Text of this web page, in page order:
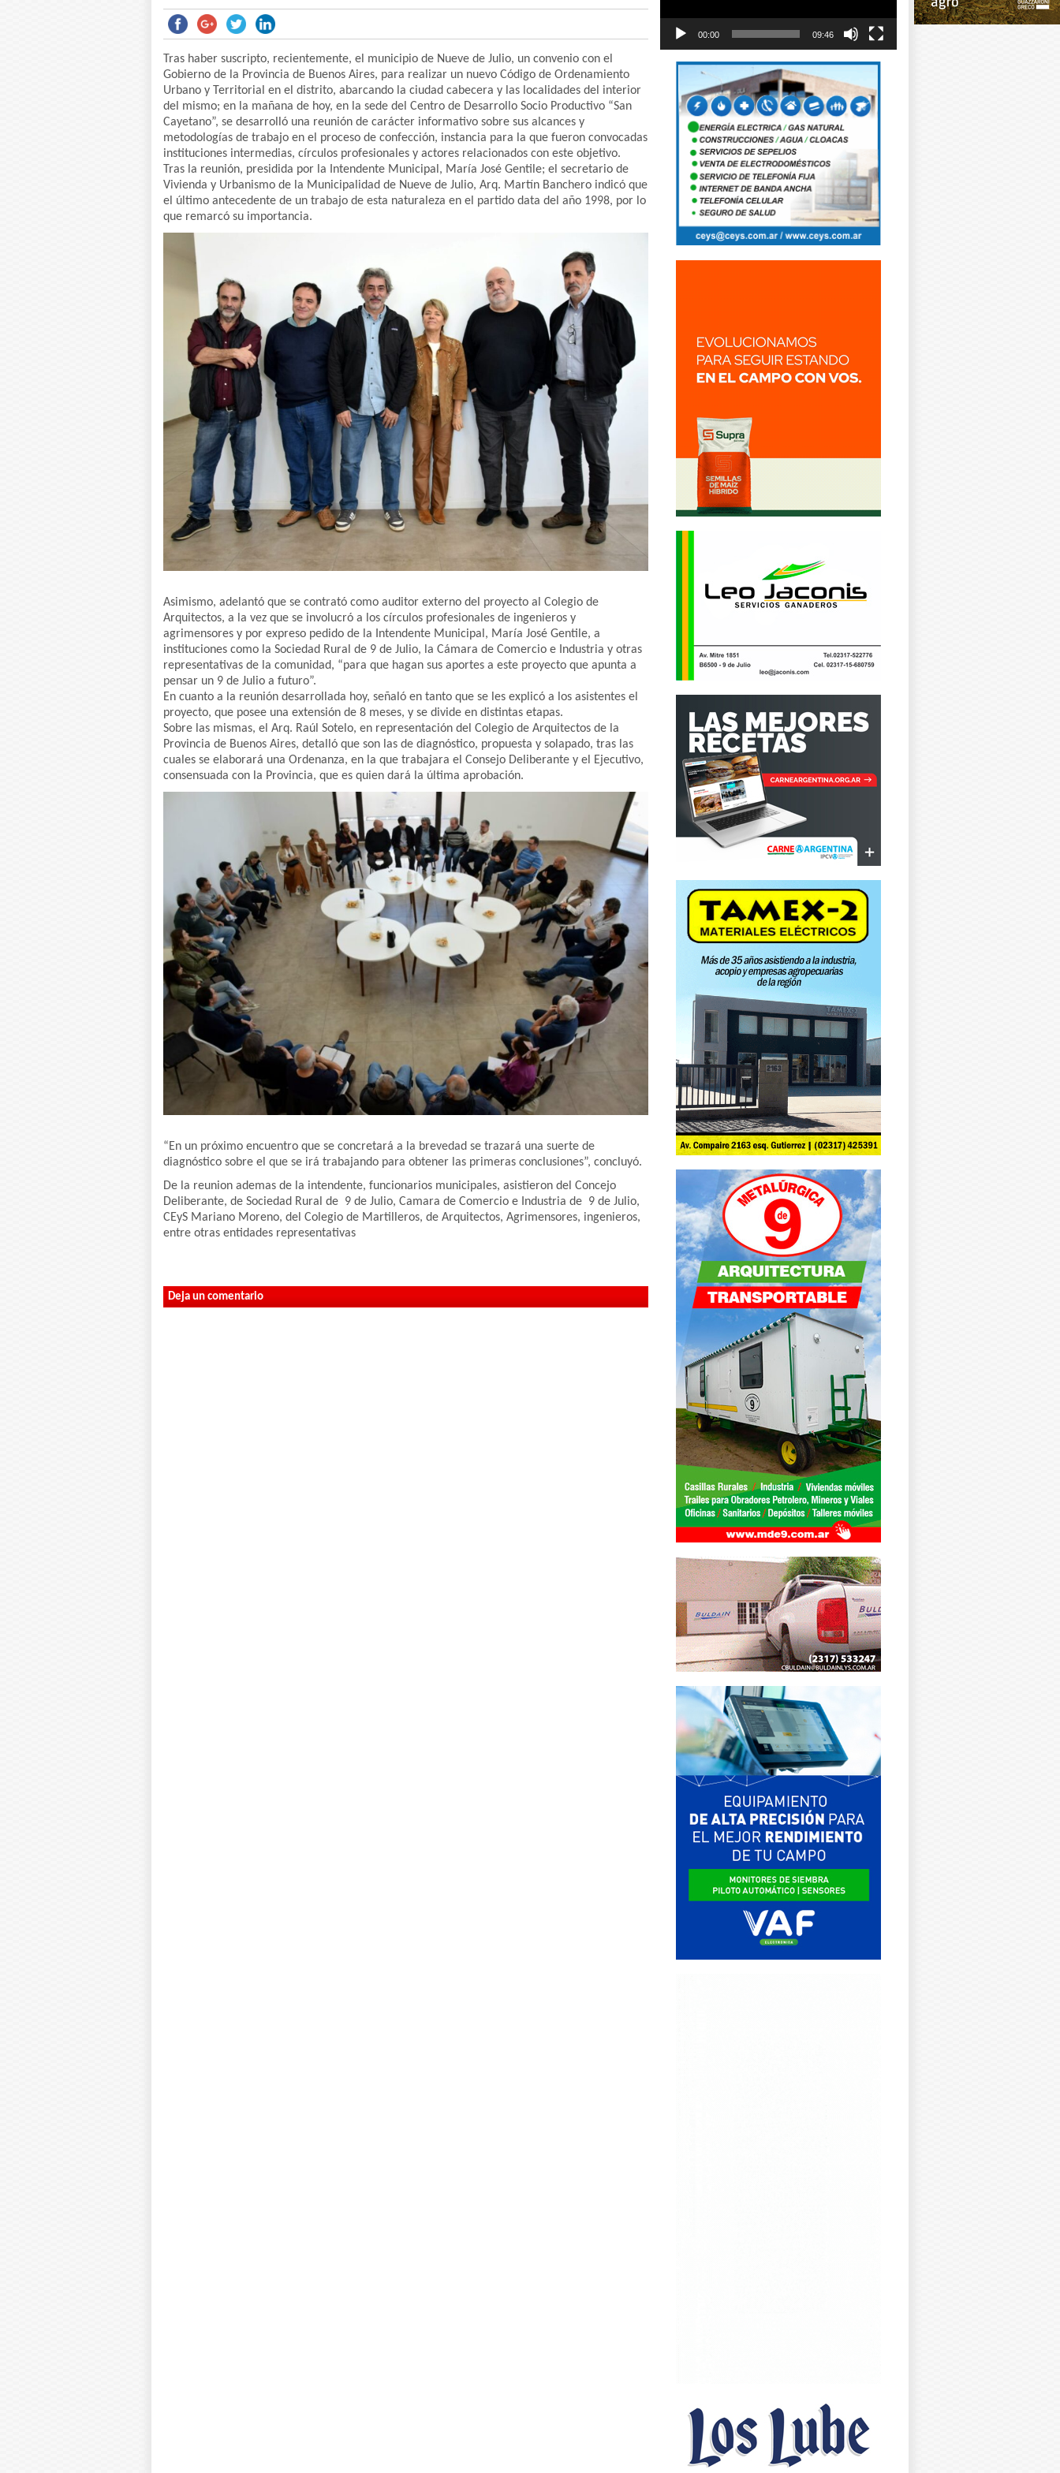
Tras haber suscripto, recientemente, el municipio de Nueve de Julio, un convenio con el
Gobierno de la Provincia de Buenos Aires, para realizar un nuevo Código de Ordenamiento
Urbano y Territorial en el distrito, abarcando la ciudad cabecera y las localidades del interior
del mismo; en la mañana de hoy, en la sede del Centro de Desarrollo Socio Productivo “San
Cayetano”, se desarrolló una reunión de carácter informativo sobre sus alcances y
metodologías de trabajo en el proceso de confección, instancia para la que fueron convocadas
instituciones intermedias, círculos profesionales y actores relacionados con este objetivo.
Tras la reunión, presidida por la Intendente Municipal, María José Gentile; el secretario de
Vivienda y Urbanismo de la Municipalidad de Nueve de Julio, Arq. Martín Banchero indicó que
el último antecedente de un trabajo de esta naturaleza en el partido data del año 1998, por lo
que remarcó su importancia.
Asimismo, adelantó que se contrató como auditor externo del proyecto al Colegio de
Arquitectos, a la vez que se involucró a los círculos profesionales de ingenieros y
agrimensores y por expreso pedido de la Intendente Municipal, María José Gentile, a
instituciones como la Sociedad Rural de 9 de Julio, la Cámara de Comercio e Industria y otras
representativas de la comunidad, “para que hagan sus aportes a este proyecto que apunta a
pensar un 9 de Julio a futuro”.
En cuanto a la reunión desarrollada hoy, señaló en tanto que se les explicó a los asistentes el
proyecto, que posee una extensión de 8 meses, y se divide en distintas etapas.
Sobre las mismas, el Arq. Raúl Sotelo, en representación del Colegio de Arquitectos de la
Provincia de Buenos Aires, detalló que son las de diagnóstico, propuesta y solapado, tras las
cuales se elaborará una Ordenanza, en la que trabajara el Consejo Deliberante y el Ejecutivo,
consensuada con la Provincia, que es quien dará la última aprobación.
“En un próximo encuentro que se concretará a la brevedad se trazará una suerte de
diagnóstico sobre el que se irá trabajando para obtener las primeras conclusiones”, concluyó.
De la reunion ademas de la intendente, funcionarios municipales, asistieron del Concejo
Deliberante, de Sociedad Rural de 9 de Julio, Camara de Comercio e Industria de 9 de Julio,
CEyS Mariano Moreno, del Colegio de Martilleros, de Arquitectos, Agrimensores, ingenieros,
entre otras entidades representativas
Deja un comentario
00:00 09:46